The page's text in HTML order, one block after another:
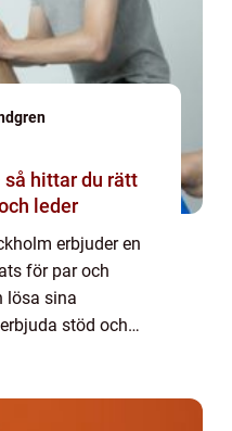
så hittar du rätt
leder
erbjuder en
för par och
lösa sina
stöd och